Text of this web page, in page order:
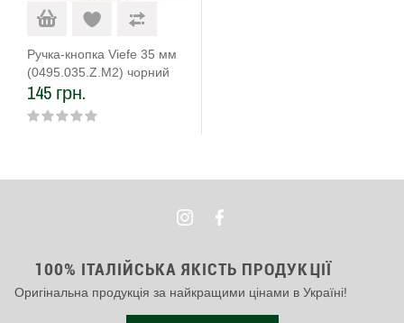
Ручка-кнопка Viefe 35 мм
(0495.035.Z.M2) чорний
матовий
145 грн.
100% ІТАЛІЙСЬКА ЯКІСТЬ ПРОДУКЦІЇ
Оригінальна продукція за найкращими цінами в Україні!